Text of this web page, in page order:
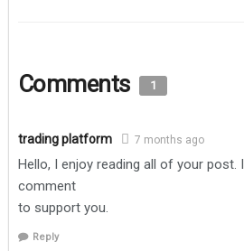
Comments 1
trading platform 7 months ago
Hello, I enjoy reading all of your post.
comment
to support you.
Reply